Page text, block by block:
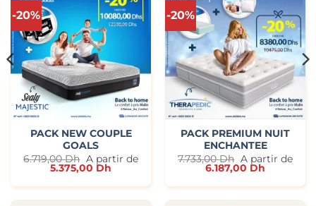
-20%
PACK NEW COUPLE
GOALS
6.719,00Dh A partir de
5.375,00 Dh
-20%
PACK PREMIUM NUIT
ENCHANTEE
7.733,00Dh A partir de
6.187,00 Dh